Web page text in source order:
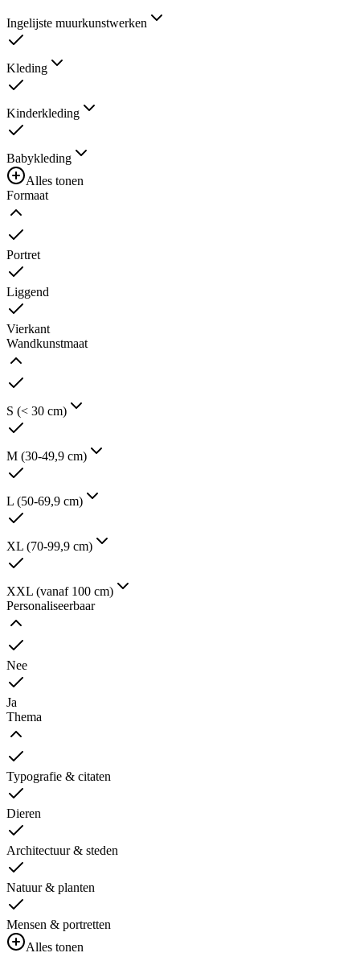
Ingelijste muurkunstwerken
Kleding
Kinderkleding
Babykleding
Alles tonen
Formaat
Portret
Liggend
Vierkant
Wandkunstmaat
S (< 30 cm)
M (30-49,9 cm)
L (50-69,9 cm)
XL (70-99,9 cm)
XXL (vanaf 100 cm)
Personaliseerbaar
Nee
Ja
Thema
Typografie & citaten
Dieren
Architectuur & steden
Natuur & planten
Mensen & portretten
Alles tonen